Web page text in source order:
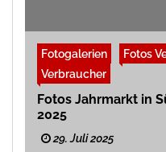
Fotogalerien Fotos
Verbraucher
Fotos Jahrmarkt in
2025
29. Juli 2025